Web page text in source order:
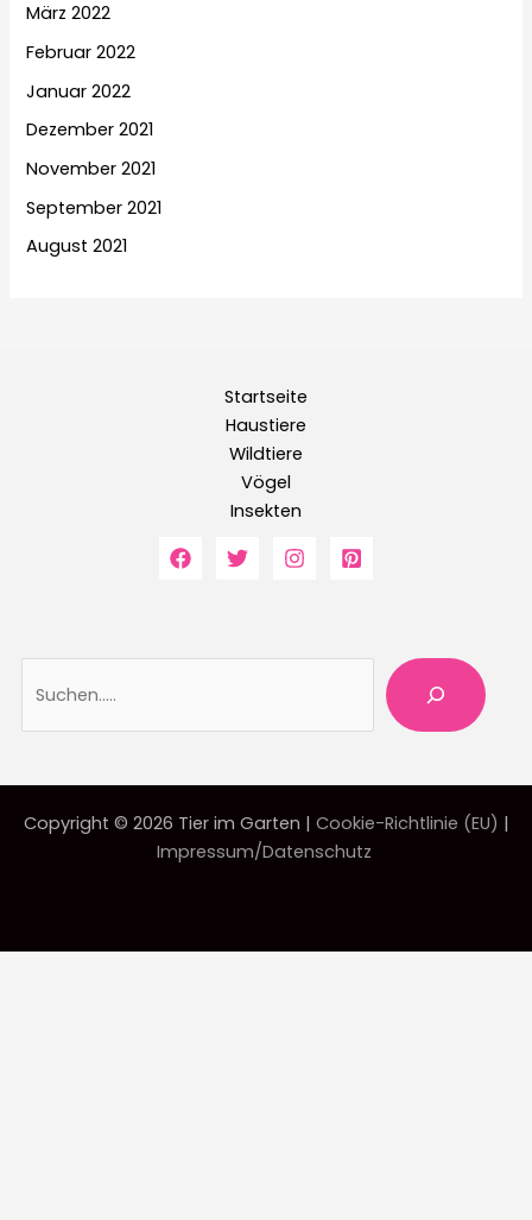
März 2022
Februar 2022
Januar 2022
Dezember 2021
November 2021
September 2021
August 2021
Startseite
Haustiere
Wildtiere
Vögel
Insekten
Copyright © 2026 Tier im Garten | Cookie-Richtlinie (EU) |
Impressum/Datenschutz